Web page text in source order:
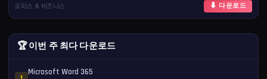
오피스 & 비즈니스
⬇ 다운로드
🏆 이번 주 최다 다운로드
Microsoft Word 365